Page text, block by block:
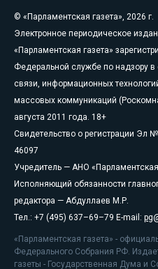
© «Парламентская газета», 2026 г.
Электронное периодическое
«Парламентская газета»
Федеральной службе по надзору в
связи, информационных
массовых коммуникаций
августа 2011 года. 18+
Свидетельство о регистрации Эл
46097
Учредитель — АНО «Парламентская
Исполняющий обязанности
редактора — Абдуллаев М.Р.
Тел.: +7 (495) 637–69–79 E-mail:
«Парламентская газета» -
Федерального Собрания РФ.
газеты - Государственная Дума